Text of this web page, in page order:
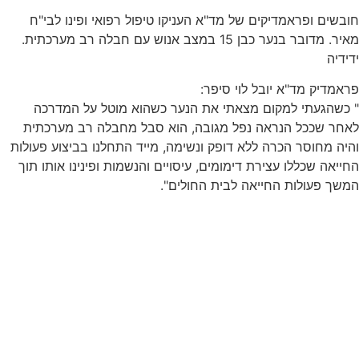
חובשים ופראמדיקים של מד"א העניקו טיפול רפואי ופינו לבי"ח
מאיר. מדובר בנער כבן 15 במצב אנוש עם חבלה רב מערכתית.
ידידיה
פראמדיק מד"א יובל לוי סיפר:
" כשהגעתי למקום מצאתי את הנער כשהוא מוטל על המדרכה
לאחר שככל הנראה נפל מגובה, הוא סבל מחבלה רב מערכתית
והיה מחוסר הכרה ללא דופק ונשימה, מייד התחלנו בביצוע פעולות
החייאה שכללו עצירת דימומים, עיסויים והנשמות ופינינו אותו תוך
המשך פעולות החייאה לבית החולים".